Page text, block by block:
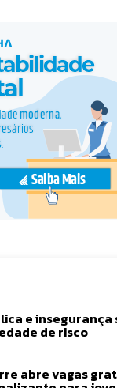
e insegurança
de risco
abre vagas